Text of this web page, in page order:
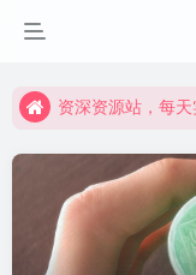
资深资源站，每
资深资源站，每天
【启明网】找项目 + 低